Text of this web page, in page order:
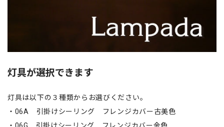
灯具が選択できます
灯具は以下の３種類からお選びください。
・06A 引掛けシーリング フレンジカバー古美色